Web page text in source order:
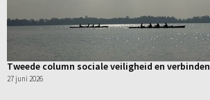
Tweede column sociale veiligheid en verbinden
27 juni 2026